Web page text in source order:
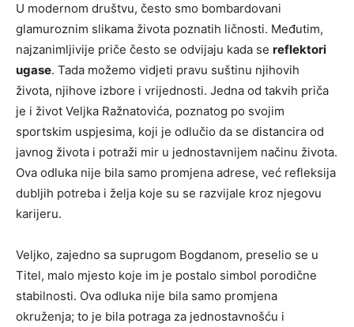
U modernom društvu, često smo bombardovani
glamuroznim slikama života poznatih ličnosti. Međutim,
najzanimljivije priče često se odvijaju kada se reflektori
ugase. Tada možemo vidjeti pravu suštinu njihovih
života, njihove izbore i vrijednosti. Jedna od takvih priča
je i život Veljka Ražnatovića, poznatog po svojim
sportskim uspjesima, koji je odlučio da se distancira od
javnog života i potraži mir u jednostavnijem načinu života.
Ova odluka nije bila samo promjena adrese, već refleksija
dubljih potreba i želja koje su se razvijale kroz njegovu
karijeru.
Veljko, zajedno sa suprugom Bogdanom, preselio se u
Titel, malo mjesto koje im je postalo simbol porodične
stabilnosti. Ova odluka nije bila samo promjena
okruženja; to je bila potraga za jednostavnošću i